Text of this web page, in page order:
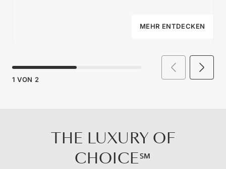
MEHR ENTDECKEN
1 VON 2
THE LUXURY OF
CHOICE℠